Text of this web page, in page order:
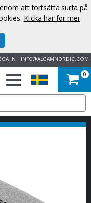
INFO@ALGAMNORDIC.COM
IN
0
att fortsätta surfa på
Klicka här för mer